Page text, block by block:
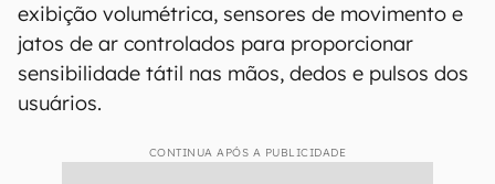
exibição volumétrica, sensores de movimento e
jatos de ar controlados para proporcionar
sensibilidade tátil nas mãos, dedos e pulsos dos
usuários.
CONTINUA APÓS A PUBLICIDADE